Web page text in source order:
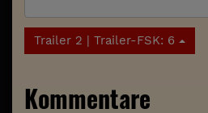
Trailer 2 | Trailer-FSK: 6
Kommentare